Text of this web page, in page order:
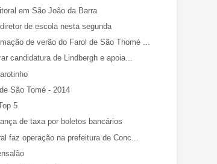
em São João da Barra
de escola nesta segunda
de verão do Farol de São Thomé ...
candidatura de Lindbergh e apoia...
São Tomé - 2014
5
de taxa por boletos bancários
faz operação na prefeitura de Conc...